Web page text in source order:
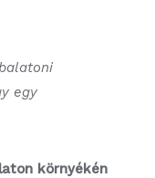
egy
környékén